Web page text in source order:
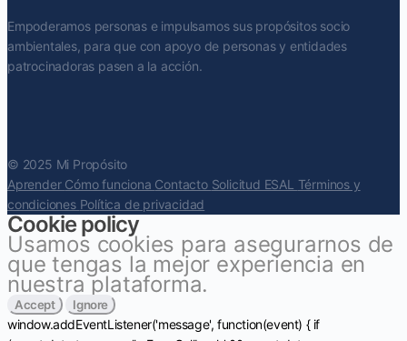
Empoderamos personas e impulsamos sus propósitos socio
ambientales, para que con apoyo de personas y entidades
patrocinadoras pasen a la acción.
© 2025 Mi Propósito
Aprender Cómo funciona Contacto Solicitud ESAL Términos y
condiciones Política de privacidad
Cookie policy
Usamos cookies para asegurarnos de
que tengas la mejor experiencia en
nuestra plataforma.
Accept Ignore
window.addEventListener('message', function(event) { if